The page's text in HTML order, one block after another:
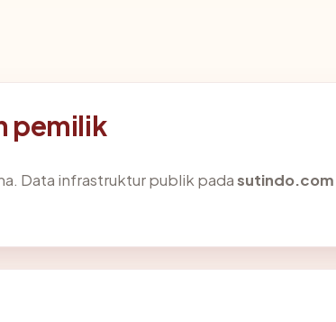
pemilik
Data infrastruktur publik padasutindo.com